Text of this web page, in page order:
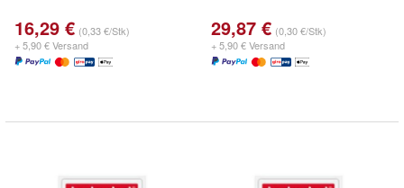
16,29 € (0,33 €/Stk)
+ 5,90 € Versand
29,87 € (0,30 €/Stk)
+ 5,90 € Versand